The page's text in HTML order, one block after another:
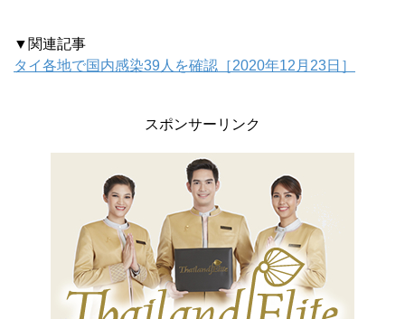
▼関連記事
タイ各地で国内感染39人を確認［2020年12月23日］
スポンサーリンク